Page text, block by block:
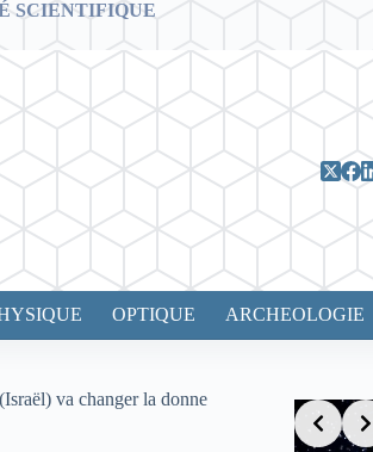
SCIENTIFIQUE
OPTIQUE ARCHEOLOGIE
va changer la donne